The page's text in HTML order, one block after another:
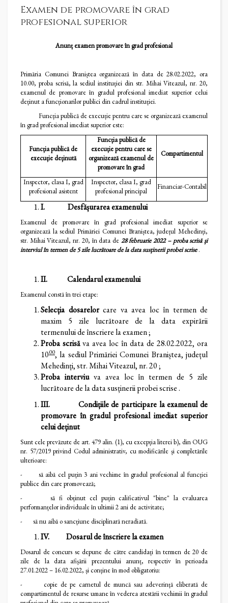
Examen de promovare în grad
profesional superior
Anunț examen promovare în grad profesional
Primăria Comunei Braniștea organizează în data de 28.02.2022, ora
10.00, proba scrisă, la sediul instituției din str. Mihai Viteazul, nr. 20,
examenul de promovare în gradul profesional imediat superior celui
deținut a funcționarilor publici din cadrul instituției.
Funcția publică de execuție pentru care se organizează examenul
în grad profesional imediat superior este:
Funcția publică de
execuție deținută
Funcția publică de
execuție pentru care se
organizează examenul de
promovare în grad
Compartimentul
Inspector, clasa I, grad
profesional asistent
Inspector, clasa I, grad
profesional principal
Financiar-Contabil
I. Desfășurarea examenului
Examenul de promovare în grad profesional imediat superior se
organizează la sediul Primăriei Comunei Braniștea, județul Mehedinți,
str. Mihai Viteazul, nr. 20, în data de 28 februarie 2022 – proba scrisă și
interviul în termen de 5 zile lucrătoare de la data susținerii probei scrise.
II. Calendarul examenului
Examenul constă în trei etape:
Selecția dosarelorcare va avea loc în termen de
maxim 5 zile lucrătoare de la data expirării
termenului de înscriere la examen ;
Proba scrisăva avea loc în data de 28.02.2022, ora
1000, la sediul Primăriei Comunei Braniștea, județul
Mehedinți, str. Mihai Viteazul, nr. 20 ;
Proba interviuva avea loc în termen de 5 zile
lucrătoare de la data susținerii probei scrise .
III. Condițiile de participare la examenul de
promovare în gradul profesional imediat superior
celui deținut
Sunt cele prevăzute de art. 479 alin. (1), cu excepția literei b), din OUG
nr. 57/2019 privind Codul administrativ, cu modificările și completările
ulterioare:
- să aibă cel puțin 3 ani vechime în gradul profesional al funcției
publice din care promovează;
- să fi obținut cel puțin calificativul "bine" la evaluarea
performanțelor individuale în ultimii 2 ani de activitate;
- să nu aibă o sancțiune disciplinară neradiată.
IV. Dosarul de înscriere la examen
Dosarul de concurs se depune de către candidați în termen de 20 de
zile de la data afișării prezentului anunț, respectiv în perioada
27.01.2022 – 16.02.2022, și conține în mod obligatoriu:
- copie de pe carnetul de muncă sau adeverință eliberată de
compartimentul de resurse umane în vederea atestării vechimii în gradul